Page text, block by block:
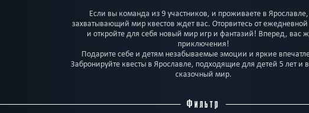
Если вы команда из 9 участников, и проживаете в Ярославле,
захватывающий мир квестов ждет вас. Оторвитесь от
и откройте для себя новый мир игр и фантазий! Вперед, вас
приключения!
Подарите себе и детям незабываемые эмоции и яркие
Забронируйте квесты в Ярославле, подходящие для детей 5 лет и
сказочный мир.
Фильтр